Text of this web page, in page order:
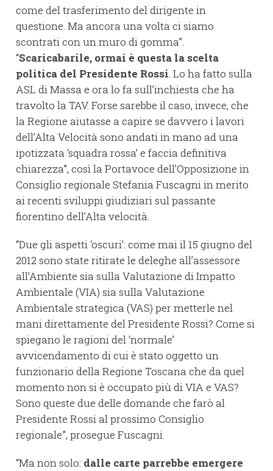
come del trasferimento del dirigente in
questione. Ma ancora una volta ci siamo
scontrati con un muro di gomma”.
“Scaricabarile, ormai è questa la scelta
politica del Presidente Rossi. Lo ha fatto sulla
ASL di Massa e ora lo fa sull’inchiesta che ha
travolto la TAV. Forse sarebbe il caso, invece, che
la Regione aiutasse a capire se davvero i lavori
dell’Alta Velocità sono andati in mano ad una
ipotizzata ‘squadra rossa’ e faccia definitiva
chiarezza”, così la Portavoce dell’Opposizione in
Consiglio regionale Stefania Fuscagni in merito
ai recenti sviluppi giudiziari sul passante
fiorentino dell’Alta velocità.
“Due gli aspetti ‘oscuri’: come mai il 15 giugno del
2012 sono state ritirate le deleghe all’assessore
all’Ambiente sia sulla Valutazione di Impatto
Ambientale (VIA) sia sulla Valutazione
Ambientale strategica (VAS) per metterle nel
mani direttamente del Presidente Rossi? Come si
spiegano le ragioni del ‘normale’
avvicendamento di cui è stato oggetto un
funzionario della Regione Toscana che da quel
momento non si è occupato più di VIA e VAS?
Sono queste due delle domande che farò al
Presidente Rossi al prossimo Consiglio
regionale”, prosegue Fuscagni.
“Ma non solo: dalle carte parrebbe emergere